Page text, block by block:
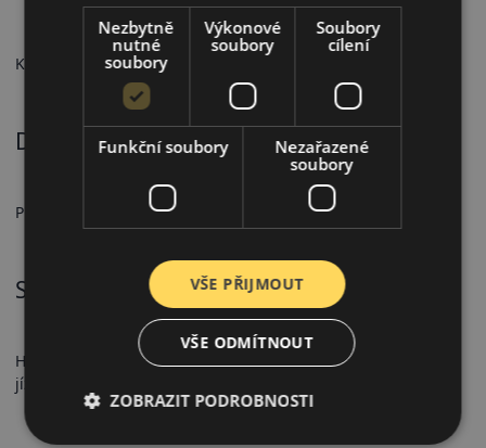
Komfort a hlučnost Tichý chod a vyvážený komfort.
Doporučené použití
Pro osobní automobily, každodenní letní použití.
Shrnutí
Hankook K435 Kinergy Eco 2 je ideální pro moderní úspornou
jízdu.
Nezbytně
nutné
soubory
Výkonové
soubory
Soubory
cílení
Funkční soubory
Nezařazené
soubory
VŠE PŘIJMOUT
VŠE ODMÍTNOUT
ZOBRAZIT PODROBNOSTI